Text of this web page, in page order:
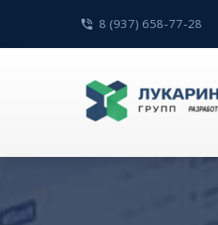
8 (937) 658-77-28